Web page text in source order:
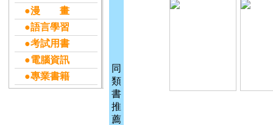
●漫 畫
●語言學習
●考試用書
●電腦資訊
●專業書籍
同
類
書
推
薦